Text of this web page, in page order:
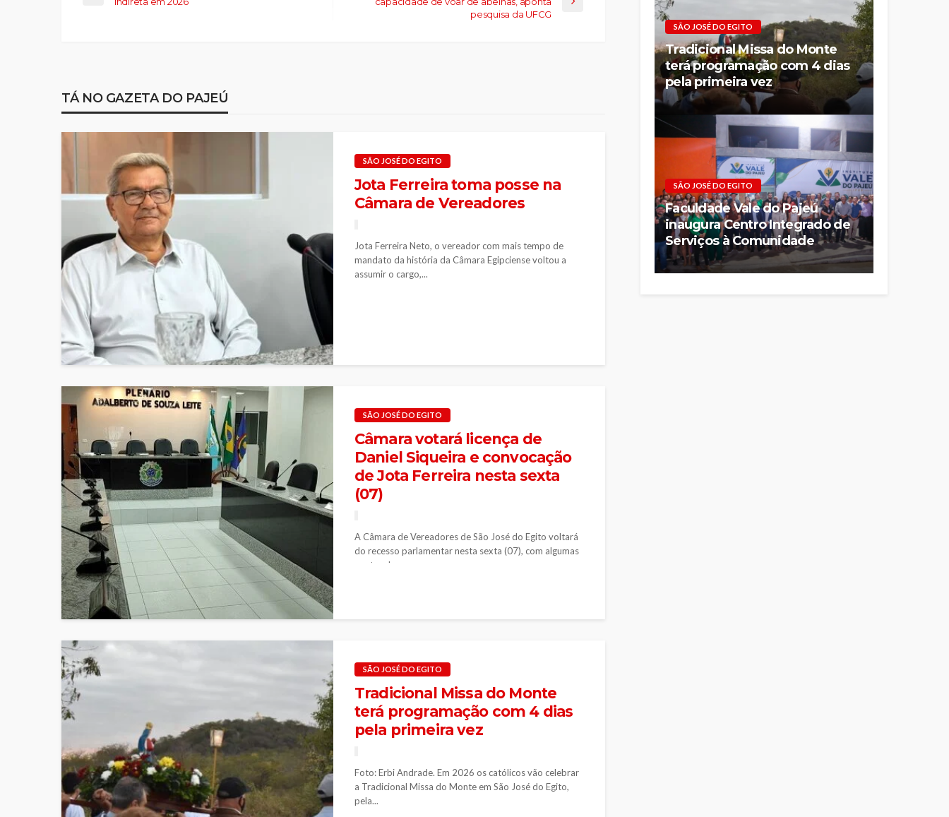
pesquisa da UFCG
TÁ NO GAZETA DO PAJEÚ
SÃO JOSÉ DO EGITO
Jota Ferreira toma posse na
Câmara de Vereadores
Jota Ferreira Neto, o vereador com mais tempo de
mandato da história da Câmara Egipciense voltou a
assumir o cargo,...
SÃO JOSÉ DO EGITO
Câmara votará licença de
Daniel Siqueira e convocação
de Jota Ferreira nesta sexta
(07)
A Câmara de Vereadores de São José do Egito voltará
do recesso parlamentar nesta sexta (07), com algumas
pautas de...
SÃO JOSÉ DO EGITO
Tradicional Missa do Monte
terá programação com 4 dias
pela primeira vez
Foto: Erbi Andrade. Em 2026 os católicos vão celebrar
a Tradicional Missa do Monte em São José do Egito,
pela...
SÃO JOSÉ DO EGITO
Tradicional Missa do Monte
terá programação com 4 dias
pela primeira vez
SÃO JOSÉ DO EGITO
Faculdade Vale do Pajeú
inaugura Centro Integrado de
Serviços à Comunidade